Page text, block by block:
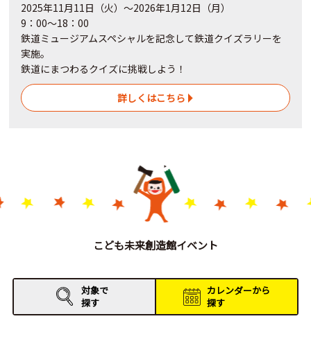
2025年11月11日（火）～2026年1月12日（月）
9：00～18：00
鉄道ミュージアムスペシャルを記念して鉄道クイズラリーを
実施。
鉄道にまつわるクイズに挑戦しよう！
詳しくはこちら
こども未来創造館イベント
対象で
探す
カレンダーから
探す